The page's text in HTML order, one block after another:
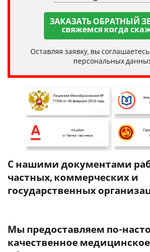
ЗАКАЗАТЬ ОБРАТНЫЙ
свяжемся когда
Оставляя заявку, вы
персональных
С нашими документами
частных, коммерческих и
государственных
Мы предоставляем по-
качественное медицинское